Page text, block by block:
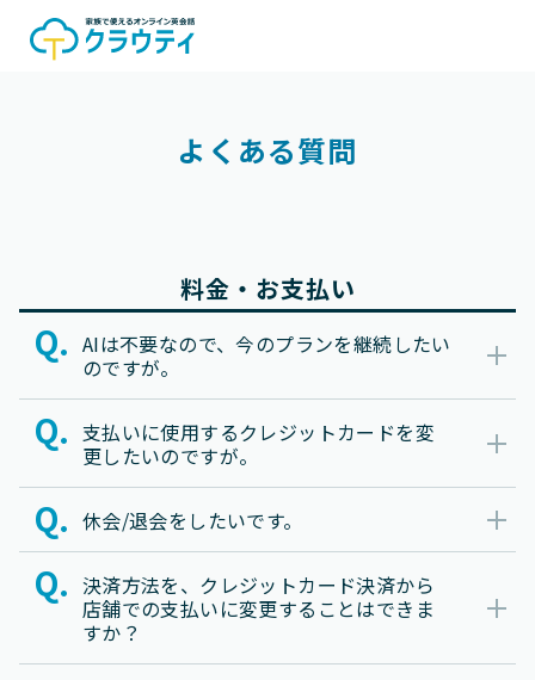
よくある質問
料金・お支払い
AIは不要なので、今のプランを継続したい
のですが。
支払いに使用するクレジットカードを変
更したいのですが。
休会/退会をしたいです。
決済方法を、クレジットカード決済から
店舗での支払いに変更することはできま
すか？